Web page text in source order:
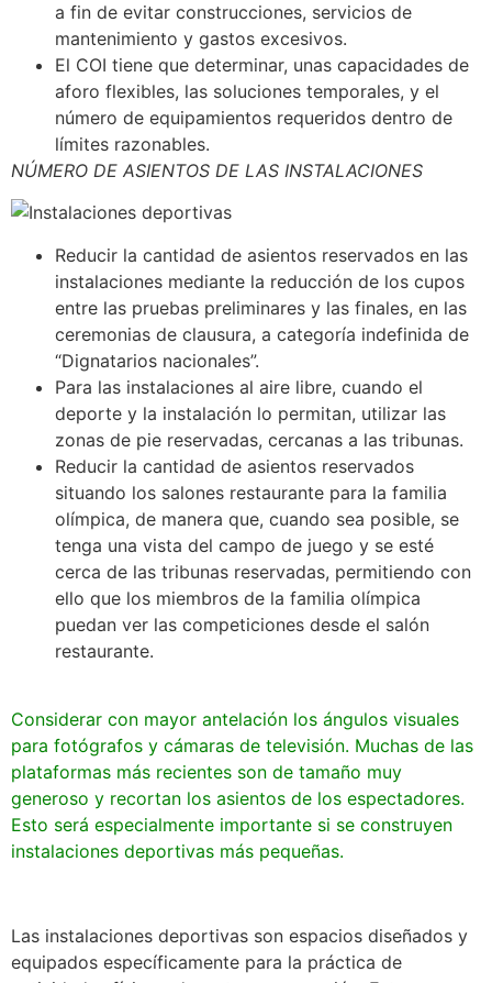
a fin de evitar construcciones, servicios de
mantenimiento y gastos excesivos.
El COI tiene que determinar, unas capacidades de
aforo flexibles, las soluciones temporales, y el
número de equipamientos requeridos dentro de
límites razonables.
NÚMERO DE ASIENTOS DE LAS INSTALACIONES
Reducir la cantidad de asientos reservados en las
instalaciones mediante la reducción de los cupos
entre las pruebas preliminares y las finales, en las
ceremonias de clausura, a categoría indefinida de
“Dignatarios nacionales”.
Para las instalaciones al aire libre, cuando el
deporte y la instalación lo permitan, utilizar las
zonas de pie reservadas, cercanas a las tribunas.
Reducir la cantidad de asientos reservados
situando los salones restaurante para la familia
olímpica, de manera que, cuando sea posible, se
tenga una vista del campo de juego y se esté
cerca de las tribunas reservadas, permitiendo con
ello que los miembros de la familia olímpica
puedan ver las competiciones desde el salón
restaurante.
Considerar con mayor antelación los ángulos visuales
para fotógrafos y cámaras de televisión. Muchas de las
plataformas más recientes son de tamaño muy
generoso y recortan los asientos de los espectadores.
Esto será especialmente importante si se construyen
instalaciones deportivas más pequeñas.
Las instalaciones deportivas son espacios diseñados y
equipados específicamente para la práctica de